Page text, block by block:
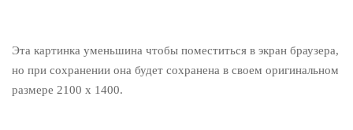
Эта картинка уменьшина чтобы поместиться в экран браузера,
но при сохранении она будет сохранена в своем оригинальном
размере 2100 x 1400.